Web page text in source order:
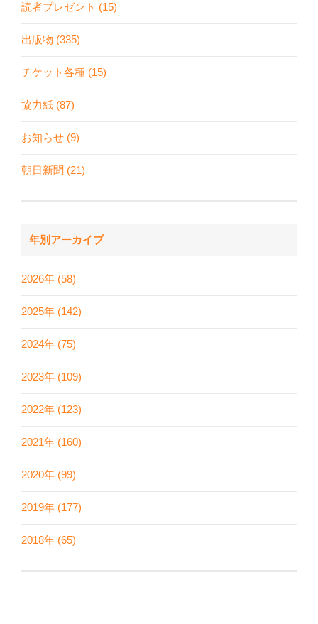
読者プレゼント (15)
出版物 (335)
チケット各種 (15)
協力紙 (87)
お知らせ (9)
朝日新聞 (21)
年別アーカイブ
2026年 (58)
2025年 (142)
2024年 (75)
2023年 (109)
2022年 (123)
2021年 (160)
2020年 (99)
2019年 (177)
2018年 (65)